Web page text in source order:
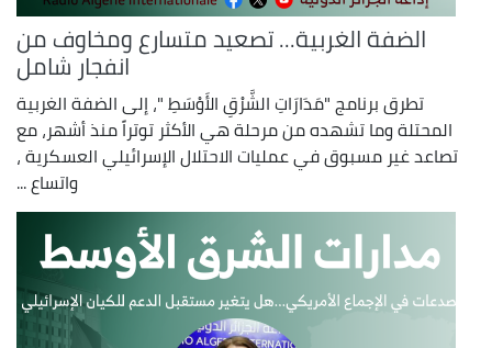
الضفة الغربية... تصعيد متسارع ومخاوف من
انفجار شامل
تطرق برنامج "مَدَارَاتِ الشَّرْقِ الأَوْسَطِ "، إلى الضفة الغربية
المحتلة وما تشهده من مرحلة هي الأكثر توتراً منذ أشهر، مع
تصاعد غير مسبوق في عمليات الاحتلال الإسرائيلي العسكرية ،
واتساع ...